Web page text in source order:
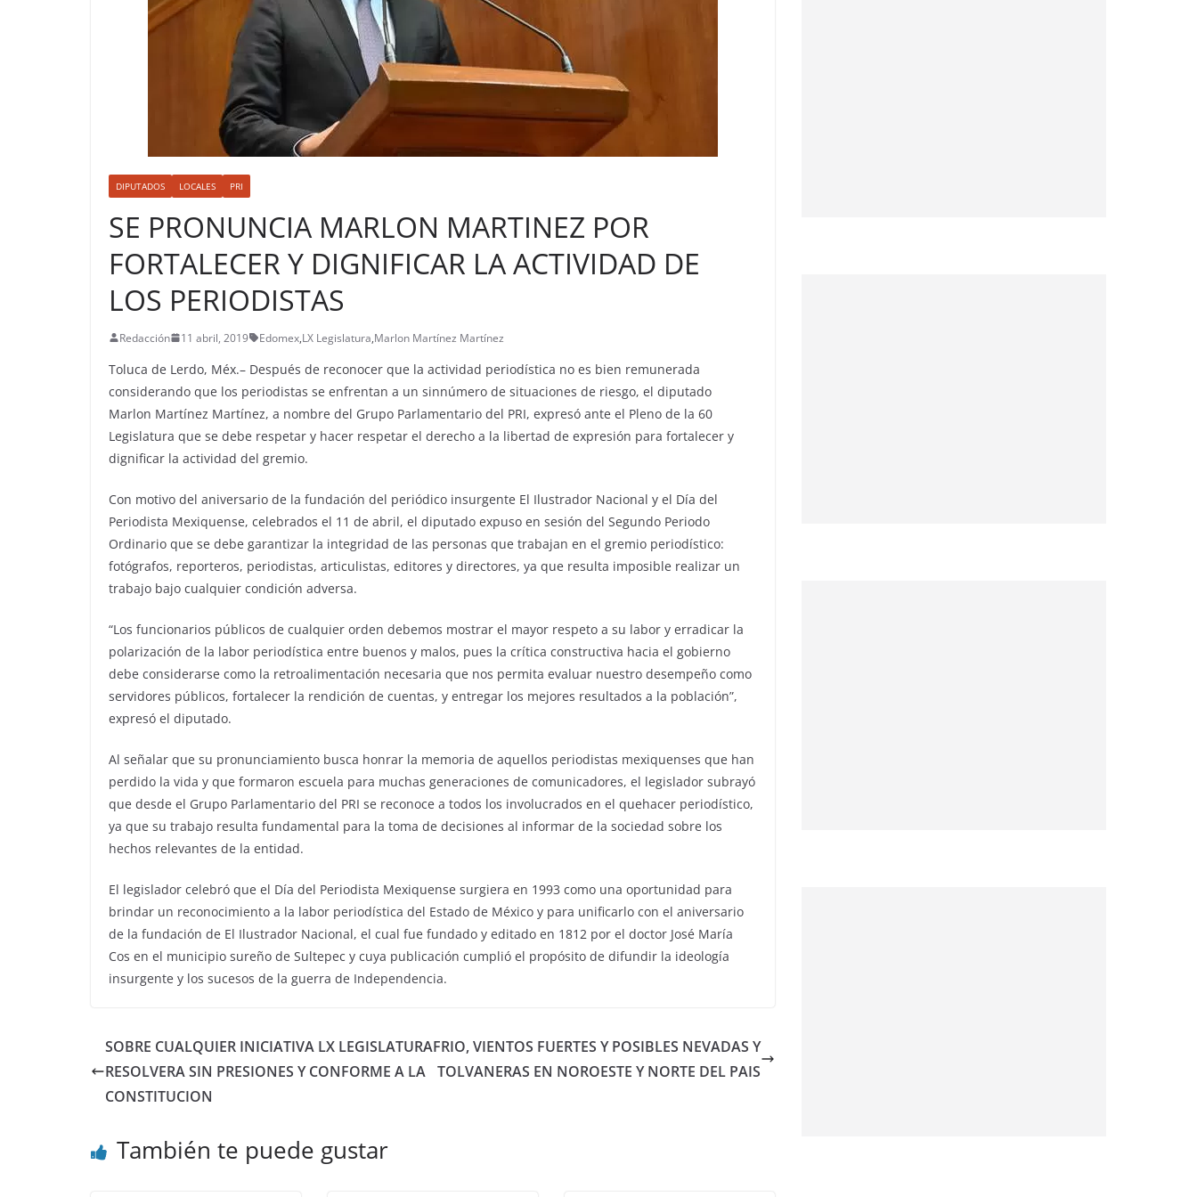
DIPUTADOS LOCALES PRI
SE PRONUNCIA MARLON MARTINEZ POR
FORTALECER Y DIGNIFICAR LA ACTIVIDAD DE
LOS PERIODISTAS
Redacción 11 abril, 2019 Edomex,LX Legislatura,Marlon Martínez Martínez
Toluca de Lerdo, Méx.– Después de reconocer que la actividad periodística no es bien remunerada
considerando que los periodistas se enfrentan a un sinnúmero de situaciones de riesgo, el diputado
Marlon Martínez Martínez, a nombre del Grupo Parlamentario del PRI, expresó ante el Pleno de la 60
Legislatura que se debe respetar y hacer respetar el derecho a la libertad de expresión para fortalecer y
dignificar la actividad del gremio.
Con motivo del aniversario de la fundación del periódico insurgente El Ilustrador Nacional y el Día del
Periodista Mexiquense, celebrados el 11 de abril, el diputado expuso en sesión del Segundo Periodo
Ordinario que se debe garantizar la integridad de las personas que trabajan en el gremio periodístico:
fotógrafos, reporteros, periodistas, articulistas, editores y directores, ya que resulta imposible realizar un
trabajo bajo cualquier condición adversa.
“Los funcionarios públicos de cualquier orden debemos mostrar el mayor respeto a su labor y erradicar la
polarización de la labor periodística entre buenos y malos, pues la crítica constructiva hacia el gobierno
debe considerarse como la retroalimentación necesaria que nos permita evaluar nuestro desempeño como
servidores públicos, fortalecer la rendición de cuentas, y entregar los mejores resultados a la población”,
expresó el diputado.
Al señalar que su pronunciamiento busca honrar la memoria de aquellos periodistas mexiquenses que han
perdido la vida y que formaron escuela para muchas generaciones de comunicadores, el legislador subrayó
que desde el Grupo Parlamentario del PRI se reconoce a todos los involucrados en el quehacer periodístico,
ya que su trabajo resulta fundamental para la toma de decisiones al informar de la sociedad sobre los
hechos relevantes de la entidad.
El legislador celebró que el Día del Periodista Mexiquense surgiera en 1993 como una oportunidad para
brindar un reconocimiento a la labor periodística del Estado de México y para unificarlo con el aniversario
de la fundación de El Ilustrador Nacional, el cual fue fundado y editado en 1812 por el doctor José María
Cos en el municipio sureño de Sultepec y cuya publicación cumplió el propósito de difundir la ideología
insurgente y los sucesos de la guerra de Independencia.
SOBRE CUALQUIER INICIATIVA LX LEGISLATURA
RESOLVERA SIN PRESIONES Y CONFORME A LA
CONSTITUCION
FRIO, VIENTOS FUERTES Y POSIBLES NEVADAS Y
TOLVANERAS EN NOROESTE Y NORTE DEL PAIS
También te puede gustar